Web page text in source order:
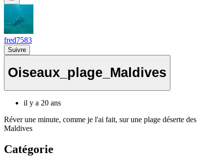
fred7583
Suivre
Oiseaux_plage_Maldives
il y a 20 ans
Réver une minute, comme je l'ai fait, sur une plage déserte des
Maldives
Catégorie